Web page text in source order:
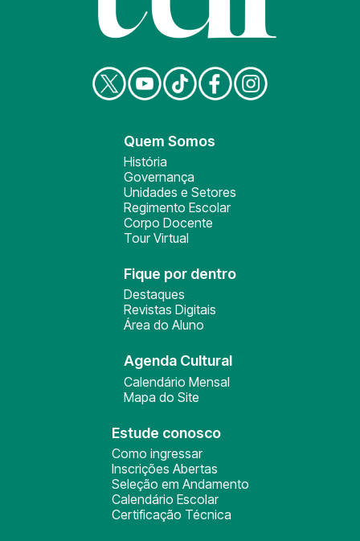
Quem Somos
História
Governança
Unidades e Setores
Regimento Escolar
Corpo Docente
Tour Virtual
Fique por dentro
Destaques
Revistas Digitais
Área do Aluno
Agenda Cultural
Calendário Mensal
Mapa do Site
Estude conosco
Como ingressar
Inscrições Abertas
Seleção em Andamento
Calendário Escolar
Certificação Técnica